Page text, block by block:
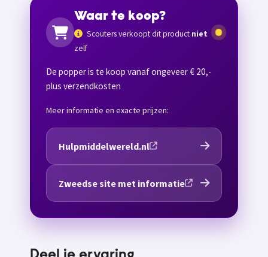
Waar te koop?
Scouters verkoopt dit product niet
zelf
De popper is te koop vanaf ongeveer € 20,-
plus verzendkosten
Meer informatie en exacte prijzen:
Hulpmiddelwereld.nl
Zweedse site met informatie